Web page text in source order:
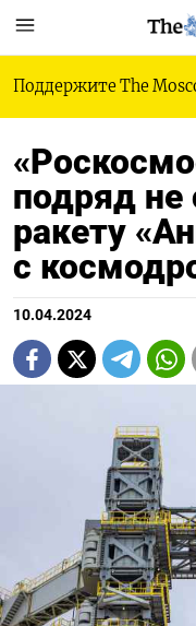
Поддержите The
подряд не
ракету
с
10.04.2024